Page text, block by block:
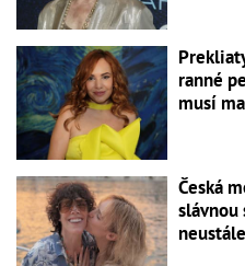
ranné
musí
Česká
slávnou